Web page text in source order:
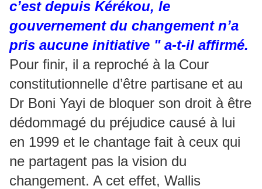
c’est depuis Kérékou, le
gouvernement du changement n’a
pris aucune initiative " a-t-il affirmé.
Pour finir, il a reproché à la Cour
constitutionnelle d’être partisane et au
Dr Boni Yayi de bloquer son droit à être
dédommagé du préjudice causé à lui
en 1999 et le chantage fait à ceux qui
ne partagent pas la vision du
changement. A cet effet, Wallis